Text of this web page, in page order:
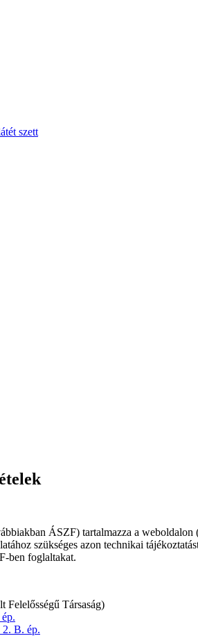
szett
ÁSZF) tartalmazza a
szükséges azon technikai
ben foglaltakat.
Társaság)
2. B. ép.